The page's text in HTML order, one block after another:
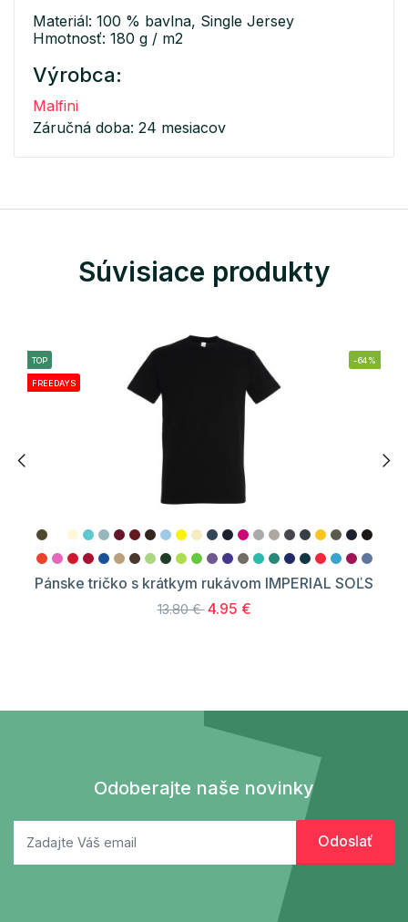
Materiál: 100 % bavlna, Single Jersey
Hmotnosť: 180 g / m2
Výrobca:
Malfini
Záručná doba: 24 mesiacov
Súvisiace produkty
TOP
FREEDAYS
-64%
Pánske tričko s krátkym rukávom IMPERIAL SOĽS
13.80 € 4.95 €
Odoberajte naše novinky